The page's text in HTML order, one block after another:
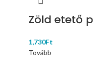
Zöld etető
1,730Ft
Tovább